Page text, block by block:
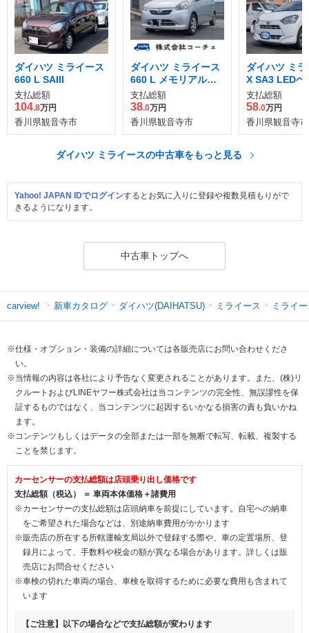
ダイハツ ミライース
660 L SAIII
支払総額
104.8万円
香川県観音寺市
ダイハツ ミライース
660 L メモリアルエ
ディション
支払総額
38.0万円
香川県観音寺市
ダイハツ ミ
X SA3 LEDヘ
イト ETC
支払総額
58.0万円
香川県観音寺市
ダイハツ ミライースの中古車をもっと見る
Yahoo! JAPAN IDでログインするとお気に入りに登録や複数見積もりがで
きるようになります。
中古車トップへ
carview! 新車カタログ ダイハツ(DAIHATSU) ミライース ミライ
※仕様・オプション・装備の詳細については各販売店にお問い合わせくださ
い。
※当情報の内容は各社により予告なく変更されることがあります。また、(株)リ
クルートおよびLINEヤフー株式会社は当コンテンツの完全性、無誤謬性を保
証するものではなく、当コンテンツに起因するいかなる損害の責も負いかね
ます。
※コンテンツもしくはデータの全部または一部を無断で転写、転載、複製する
ことを禁じます。
カーセンサーの支払総額は店頭乗り出し価格です
支払総額（税込） ＝ 車両本体価格＋諸費用
※カーセンサーの支払総額は店頭納車を前提にしています。自宅への納車
をご希望された場合などは、別途納車費用がかかります
※販売店の所在する所轄運輸支局以外で登録する際や、車の定置場所、登
録月によって、手数料や税金の額が異なる場合があります。詳しくは販
売店にお問合せください
※車検の切れた車両の場合、車検を取得するために必要な費用も含まれて
います
【ご注意】以下の場合などで支払総額が変わります